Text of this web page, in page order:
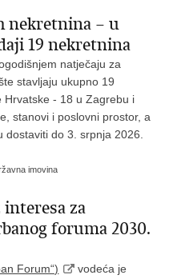
nekretnina – u
19 nekretnina
natječaju za
stavljaju ukupno 19
Hrvatske - 18 u Zagrebu i
stanovi i poslovni prostor, a
do 3. srpnja 2026.
imovina
za
foruma 2030.
Forum“)
vodeća je